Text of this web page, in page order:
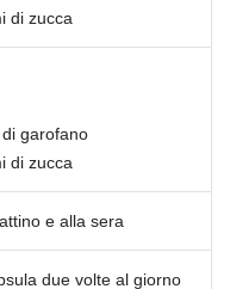
di zucca
garofano
di zucca
e alla sera
due volte al giorno